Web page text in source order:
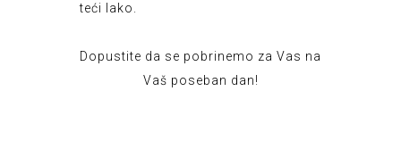
teći lako.
Dopustite da se pobrinemo za Vas na
Vaš poseban dan!